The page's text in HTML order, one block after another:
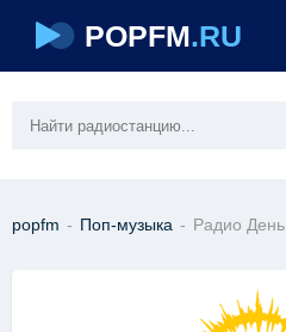
POPFM.RU
popfm - Поп-музыка - Радио День